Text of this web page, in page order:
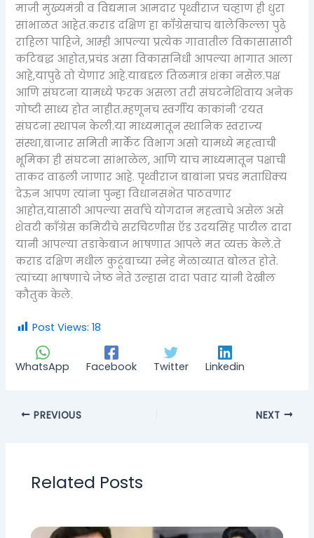
माजी मुख्यमंत्री व विद्यमान आमदार पृथ्वीराज चव्हाण ही धुरा
सांभाळत आहेत.कराड दक्षिण हा कॉंग्रेसचाच बालेकिल्ला पुढे
राहिला पाहिजे, आम्ही आपल्या प्रत्येक गावातील विकासासाठी
कटिबद्ध आहोत,प्रचंड असा विकासनिधी आपल्या भागात आला
आहे,यापुढे तो येणार आहे.याबद्दल तिळमात्र शंका नसेल.पक्ष
आणि संघटना यामध्ये फरक असला तरी संघटनेशिवाय अनेक
गोष्टी साध्य होत नाहीत.म्हणूनच स्वर्गीय काकांनी ‘रयत
संघटना स्थापन केली.या माध्यमातून स्थानिक स्वराज्य
संस्था,बाजार समिती मार्केट विभाग असो यामध्ये महत्वाची
भूमिका ही संघटना सांभाळेल, आणि याच माध्यमातून पक्षाची
ताकद वाढली जाणार आहे. पृथ्वीराज बाबांना प्रचंड मताधिक्य
देऊन आपण त्यांना पुन्हा विधानसभेत पाठवणार
आहोत,यासाठी आपल्या सर्वांचे योगदान महत्वाचे असेल असे
शेवटी काँग्रेस कमिटीचे सरचिटणीस ऍड उदयसिंह पाटील दादा
यानी आपल्या तडाकेबाज भाषणात आपले मत व्यक्त केले.ते
कराड दक्षिण मधील कुटूंबाच्या स्नेह मेळाव्यात बोलत होते.
त्यांच्या भाषणाचे जेष्ठ नेते उल्हास दादा पवार यांनी देखील
कौतुक केले.
Post Views: 18
WhatsApp Facebook Twitter Linkedin
PREVIOUS NEXT
Related Posts